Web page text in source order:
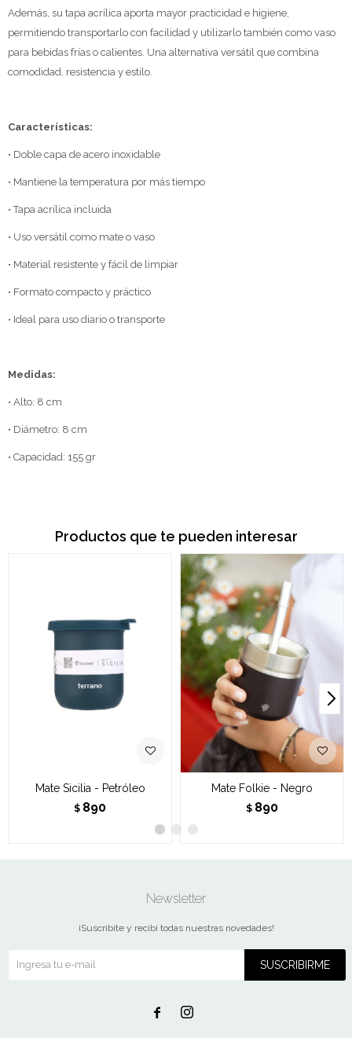
Además, su tapa acrílica aporta mayor practicidad e higiene,
permitiendo transportarlo con facilidad y utilizarlo también como vaso
para bebidas frías o calientes. Una alternativa versátil que combina
comodidad, resistencia y estilo.
Características:
• Doble capa de acero inoxidable
• Mantiene la temperatura por más tiempo
• Tapa acrílica incluida
• Uso versátil como mate o vaso
• Material resistente y fácil de limpiar
• Formato compacto y práctico
• Ideal para uso diario o transporte
Medidas:
• Alto: 8 cm
• Diámetro: 8 cm
• Capacidad: 155 gr
Productos que te pueden interesar
Mate Sicilia - Petróleo
$ 890
Mate Folkie - Negro
$ 890
Newsletter
¡Suscribite y recibí todas nuestras novedades!
SUSCRIBIRME
 